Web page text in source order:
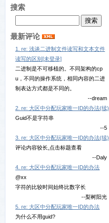
搜索
最新评论
1. re: 浅谈二进制文件读写和文本文件
读写的区别[未登录]
二进制是不可移植的。不同架构的cp
u，不同的操作系统，相同内容的二进
制表达方式都是不同的。
--dream
2. re: 大区中分配玩家唯一ID的办法(续)
Guid不是字符串
--5
3. re: 大区中分配玩家唯一ID的办法(续)
评论内容较长,点击标题查看
--Daly
4. re: 大区中分配玩家唯一ID的办法
@xx
字符的比较时间始终比数字长
--梨树阳光
5. re: 大区中分配玩家唯一ID的办法
为什么不用guid?